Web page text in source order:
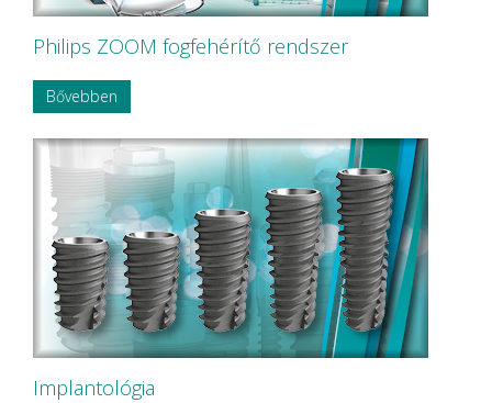
Philips ZOOM fogfehérítő rendszer
Bővebben
Implantológia